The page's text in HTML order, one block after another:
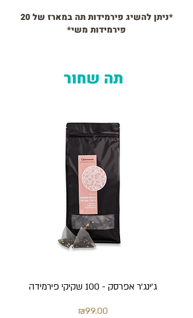
*ניתן להשיג פירמידות תה במארז של 20
פירמידות משי*
תה שחור
ג'ינג'ר אפרסק - 100 שקיקי פירמידה
מחיר
₪99.00